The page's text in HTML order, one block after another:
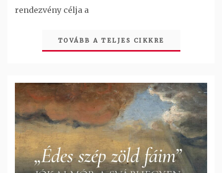
rendezvény célja a
TOVÁBB A TELJES CIKKRE